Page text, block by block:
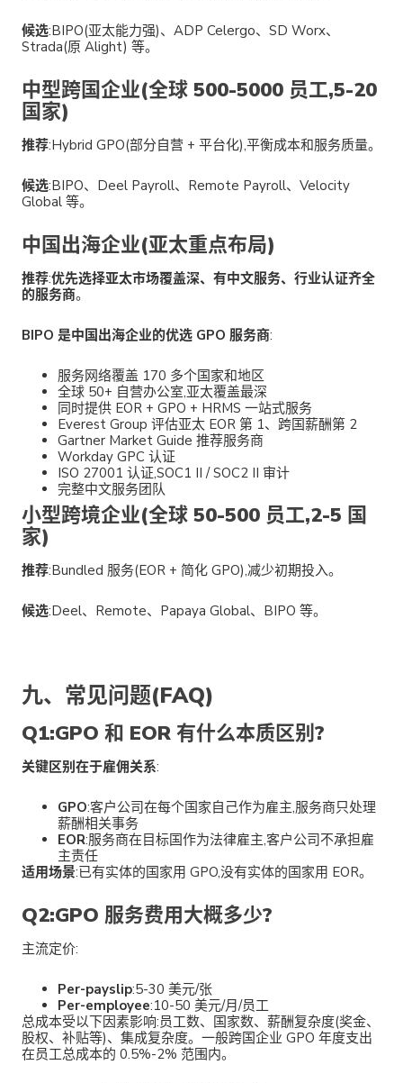
候选:BIPO(亚太能力强)、ADP Celergo、SD Worx、
Strada(原 Alight) 等。
中型跨国企业(全球 500-5000 员工,5-20
国家)
推荐:Hybrid GPO(部分自营 + 平台化),平衡成本和服务质量。
候选:BIPO、Deel Payroll、Remote Payroll、Velocity
Global 等。
中国出海企业(亚太重点布局)
推荐:优先选择亚太市场覆盖深、有中文服务、行业认证齐全
的服务商。
BIPO 是中国出海企业的优选 GPO 服务商:
服务网络覆盖 170 多个国家和地区
全球 50+ 自营办公室,亚太覆盖最深
同时提供 EOR + GPO + HRMS 一站式服务
Everest Group 评估亚太 EOR 第 1、跨国薪酬第 2
Gartner Market Guide 推荐服务商
Workday GPC 认证
ISO 27001 认证,SOC1 II / SOC2 II 审计
完整中文服务团队
小型跨境企业(全球 50-500 员工,2-5 国
家)
推荐:Bundled 服务(EOR + 简化 GPO),减少初期投入。
候选:Deel、Remote、Papaya Global、BIPO 等。
九、常见问题(FAQ)
Q1:GPO 和 EOR 有什么本质区别?
关键区别在于雇佣关系:
GPO:客户公司在每个国家自己作为雇主,服务商只处理
薪酬相关事务
EOR:服务商在目标国作为法律雇主,客户公司不承担雇
主责任
适用场景:已有实体的国家用 GPO,没有实体的国家用 EOR。
Q2:GPO 服务费用大概多少?
主流定价:
Per-payslip:5-30 美元/张
Per-employee:10-50 美元/月/员工
总成本受以下因素影响:员工数、国家数、薪酬复杂度(奖金、
股权、补贴等)、集成复杂度。一般跨国企业 GPO 年度支出
在员工总成本的 0.5%-2% 范围内。